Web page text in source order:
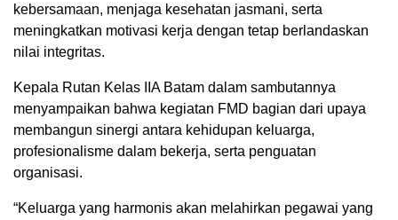
kebersamaan, menjaga kesehatan jasmani, serta
meningkatkan motivasi kerja dengan tetap berlandaskan
nilai integritas.
Kepala Rutan Kelas IIA Batam dalam sambutannya
menyampaikan bahwa kegiatan FMD bagian dari upaya
membangun sinergi antara kehidupan keluarga,
profesionalisme dalam bekerja, serta penguatan
organisasi.
“Keluarga yang harmonis akan melahirkan pegawai yang